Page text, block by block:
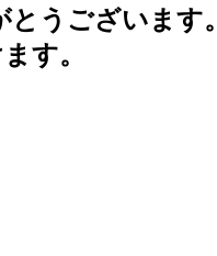
うございます。
す。